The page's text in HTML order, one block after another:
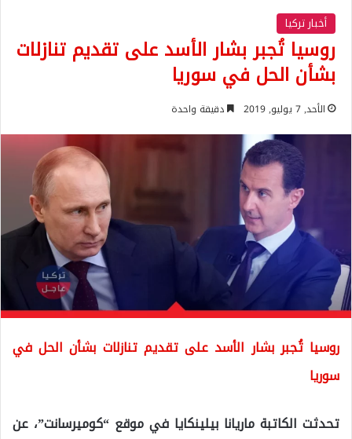
أخبار تركيا
روسيا تُجبر بشار الأسد على تقديم تنازلات
بشأن الحل في سوريا
الأحد, 7 يوليو, 2019 دقيقة واحدة
روسيا تُجبر بشار الأسد على تقديم تنازلات بشأن الحل في
سوريا
تحدثت الكاتبة ماريانا بيلينكايا في موقع “كوميرسانت”، عن